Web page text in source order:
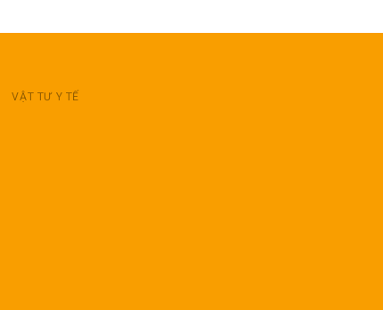
VẬT TƯ Y TẾ